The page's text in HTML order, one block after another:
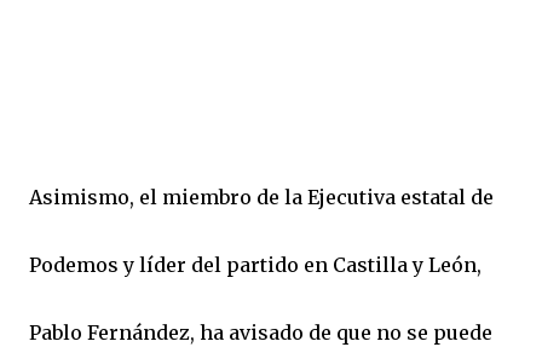
Asimismo, el miembro de la Ejecutiva estatal de
Podemos y líder del partido en Castilla y León,
Pablo Fernández, ha avisado de que no se puede